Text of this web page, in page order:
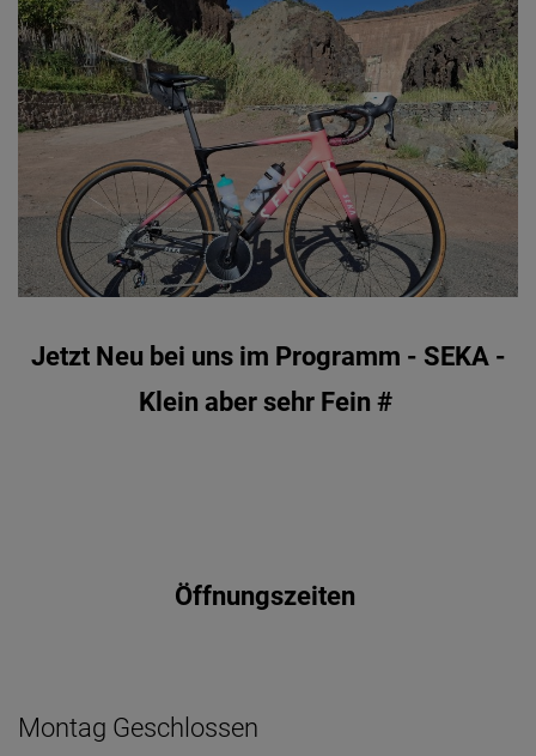
Jetzt Neu bei uns im Programm - SEKA -
Klein aber sehr Fein #
Öffnungszeiten
Montag Geschlossen